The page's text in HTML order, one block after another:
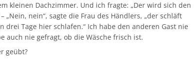
kleinen Dachzimmer. Und ich fragte: „Der wird sich den
„Nein, nein“, sagte die Frau des Händlers, „der schläft
drei Tage hier schlafen.“ Ich habe den anderen Gast nie
auch nie gefragt, ob die Wäsche frisch ist.
geübt?